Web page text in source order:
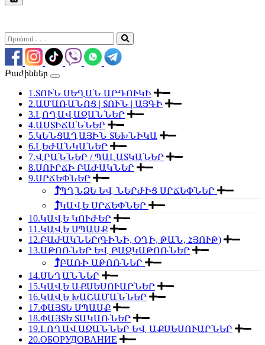
Բաժիններ
1.ՏՈՒՆ ՍԵՂԱՆ ԱՐԴՈՒԿԻ
2.ԱՄԱՌԱՆՈՑ | ՏՈՒՆ | ԱՅԳԻ
3.ԼՈՂԱՎԱԶԱՆՆԵՐ
4.ԱՍՏԻՃԱՆՆԵՐ
5.ԿԵՆՑԱՂԱՅԻՆ ՏԵԽՆԻԿԱ
6.ԼԵԺԱՆԿԱՆԵՐ
7.ՎՐԱՆՆԵՐ / ՊԱԼԱՏԿԱՆԵՐ
8.ՍՈՒՐՃԻ ԲԱԺԱԿՆԵՐ
9.ՍՐՃԵՓՆԵՐ
ՊՂՆՁԵ ԵՎ ՆԵՐԺԻՑ ՍՐՃԵՓՆԵՐ
ԿԱՎԵ ՍՐՃԵՓՆԵՐ
10.ԿԱՎԵ ԿՈՒԺԵՐ
11.ԿԱՎԵ ՍՊԱՍՔ
12.ԲԱԺԱԿՆԵՐ(ԳԻՆԻ, ՕՂԻ, ԹԱՆ, ՀՅՈՒԹ)
13.ԱԹՈՌՆԵՐ ԵՎ ԲԱԶԿԱԹՈՌՆԵՐ
ԲԱՌԻ ԱԹՈՌՆԵՐ
14.ՍԵՂԱՆՆԵՐ
15.ԿԱՎԵ ԱՔՍԵՍՈՒԱՐՆԵՐ
16.ԿԱՎԵ ԽԱՇԱՄԱՆՆԵՐ
17.ՓԱՅՏԵ ՍՊԱՍՔ
18.ՓԱՅՏԵ ՏԱԿԱՌՆԵՐ
19.ԼՈՂԱՎԱԶԱՆՆԵՐ ԵՎ ԱՔՍԵՍՈՒԱՐՆԵՐ
20.ОБОРУДОВАНИЕ